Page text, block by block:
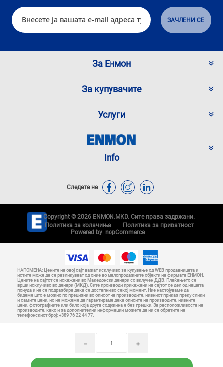
i
h
За Енмон
За купувачите
Услуги
Info
Следете не
Copyright © 2026 ENMON.MKD. Сите права задржани.
Политика за колачиња
Политика за приватност
Powered by nopCommerce
НАПОМЕНА: Цените на овој сајт важат исклучиво за купување од WEB продавницата и
истите може да се разликуваат од оние во малопродажните објекти на фирмата ЕНМОН.
Цените на сајтот се искажани во Македонски денари со вклучен ДДВ. Плаќањето се
врши исклучиво во денари (МКД). Сите производи прикажани на сајтот се дел од нашата
понуда и не се подразбира дека се достапни во секој момент. Ние настојуваме да
бидеме што е можно по прецизни во описот на производите, нивниот приказ преку слики
и самите цени, но не можеме да гарантираме дека описите на производите, нивните
цени, фотографиите или било која друга содржина е без грешки. За расположливоста на
производите, како и за дополнителни информации можете да ни се обратите на
телефонскиот број: +389 76 22 44 77.